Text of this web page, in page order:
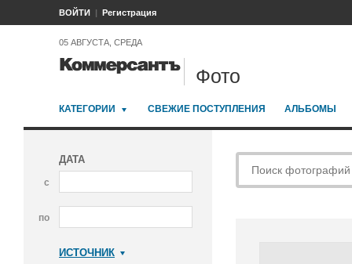
ВОЙТИ Регистрация
05 АВГУСТА, СРЕДА
Фото
КАТЕГОРИИ СВЕЖИЕ ПОСТУПЛЕНИЯ АЛЬБОМЫ
ДАТА
с
по
ИСТОЧНИК